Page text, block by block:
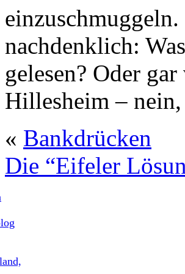
nachdenklich:
gelesen? Oder
Hillesheim –
« Bankdrücken
Die “Eifeler